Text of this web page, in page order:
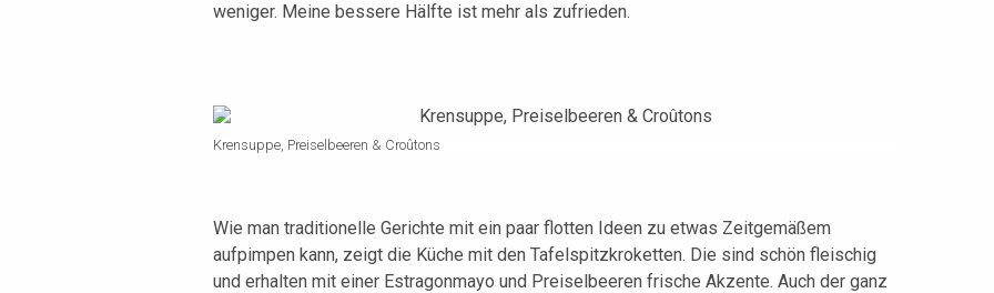
weniger. Meine bessere Hälfte ist mehr als zufrieden.
Krensuppe, Preiselbeeren & Croûtons
Wie man traditionelle Gerichte mit ein paar flotten Ideen zu etwas Zeitgemäßem
aufpimpen kann, zeigt die Küche mit den Tafelspitzkroketten. Die sind schön fleischig
und erhalten mit einer Estragonmayo und Preiselbeeren frische Akzente. Auch der ganz